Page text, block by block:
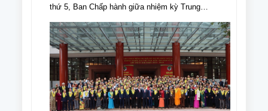
thứ 5, Ban Chấp hành giữa nhiệm kỳ Trung